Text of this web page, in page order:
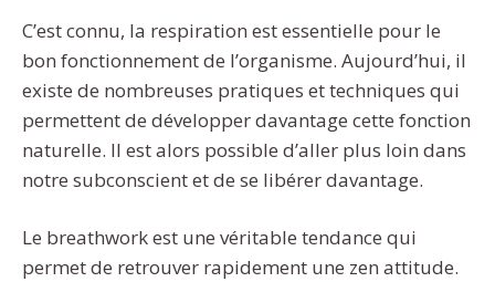
C’est connu, la respiration est essentielle pour le
bon fonctionnement de l’organisme. Aujourd’hui, il
existe de nombreuses pratiques et techniques qui
permettent de développer davantage cette fonction
naturelle. Il est alors possible d’aller plus loin dans
notre subconscient et de se libérer davantage.
Le breathwork est une véritable tendance qui
permet de retrouver rapidement une zen attitude.